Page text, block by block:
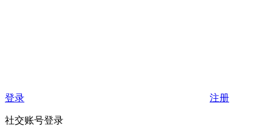
登录 注册
社交账号登录